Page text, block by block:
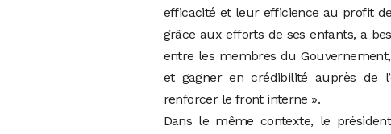
efficacité et leur efficience au profit
grâce aux efforts de ses enfants, a
entre les membres du
et gagner en crédibilité auprès de
renforcer le front interne ».
Dans le même contexte, le